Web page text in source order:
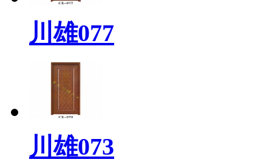
川雄077
川雄073